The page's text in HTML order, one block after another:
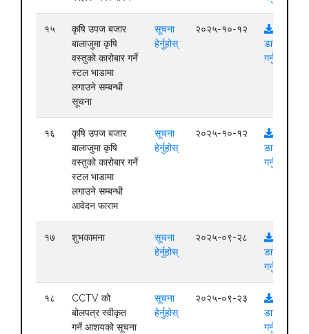
१५
कृषि उपज बजार
बालाजुमा कृषि
वस्तुको कारोबार गर्ने
स्टल भाडामा
लगाउने सम्बन्धी
सूचना
सूचना
हेर्नुहोस्
२०२५-१०-१२
डाउनलोड
गर्नुहोस्
१६
कृषि उपज बजार
बालाजुमा कृषि
वस्तुको कारोबार गर्ने
स्टल भाडामा
लगाउने सम्बन्धी
आवेदन फाराम
सूचना
हेर्नुहोस्
२०२५-१०-१२
डाउनलोड
गर्नुहोस्
१७ शुभकामना
सूचना
हेर्नुहोस्
२०२५-०९-२८
डाउनलोड
गर्नुहोस्
१८
CCTV को
बोलपत्र स्वीकृत
गर्ने आशयको सूचना
सूचना
हेर्नुहोस्
२०२५-०९-२३
डाउनलोड
गर्नुहोस्